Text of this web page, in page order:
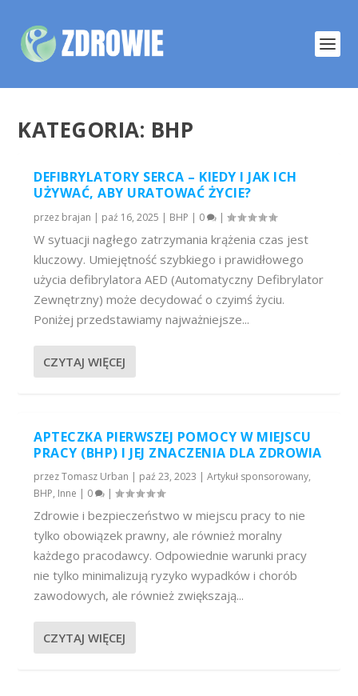
KATEGORIA: BHP
DEFIBRYLATORY SERCA – KIEDY I JAK ICH
UŻYWAĆ, ABY URATOWAĆ ŻYCIE?
przez brajan | paź 16, 2025 | BHP | 0 |
W sytuacji nagłego zatrzymania krążenia czas jest
kluczowy. Umiejętność szybkiego i prawidłowego
użycia defibrylatora AED (Automatyczny Defibrylator
Zewnętrzny) może decydować o czyimś życiu.
Poniżej przedstawiamy najważniejsze...
CZYTAJ WIĘCEJ
APTECZKA PIERWSZEJ POMOCY W MIEJSCU
PRACY (BHP) I JEJ ZNACZENIA DLA ZDROWIA
przezTomasz Urban | paź 23, 2023 |Artykuł sponsorowany,
BHP, Inne | 0 |
Zdrowie i bezpieczeństwo w miejscu pracy to nie
tylko obowiązek prawny, ale również moralny
każdego pracodawcy. Odpowiednie warunki pracy
nie tylko minimalizują ryzyko wypadków i chorób
zawodowych, ale również zwiększają...
CZYTAJ WIĘCEJ